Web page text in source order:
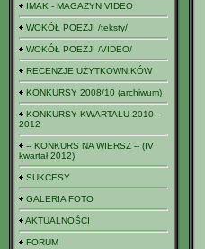
IMAK - MAGAZYN VIDEO
WOKÓŁ POEZJI /teksty/
WOKÓŁ POEZJI /VIDEO/
RECENZJE UŻYTKOWNIKÓW
KONKURSY 2008/10 (archiwum)
KONKURSY KWARTAŁU 2010 -
2012
-- KONKURS NA WIERSZ -- (IV
kwartał 2012)
SUKCESY
GALERIA FOTO
AKTUALNOŚCI
FORUM